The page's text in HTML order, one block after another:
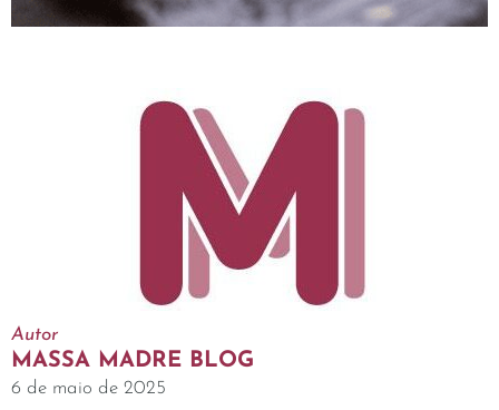
Autor
MASSA MADRE BLOG
6 de maio de 2025